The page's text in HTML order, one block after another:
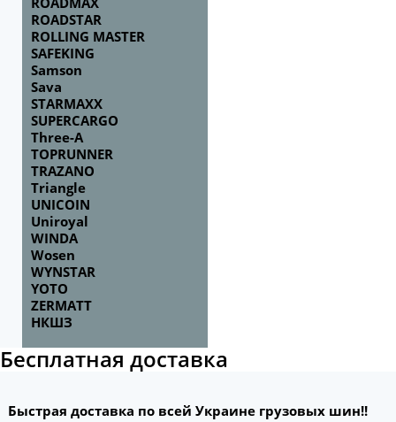
ROADSTAR
ROLLING MASTER
SAFEKING
Samson
Sava
STARMAXX
SUPERCARGO
Three-A
TOPRUNNER
TRAZANO
Triangle
UNICOIN
Uniroyal
WINDA
Wosen
WYNSTAR
YOTO
ZERMATT
НКШЗ
Бесплатная доставка
Быстрая доставка по всей Украине грузовых шин!!